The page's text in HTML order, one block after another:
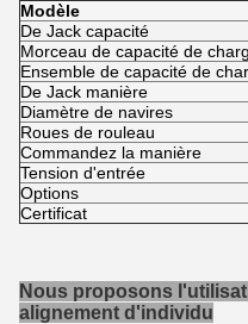
Modèle
De Jack capacité
Morceau de capacité de
Ensemble de capacité de
De Jack manière
Diamètre de navires
Roues de rouleau
Commandez la manière
Tension d'entrée
Options
Certificat
Nous proposons
alignement d'individu